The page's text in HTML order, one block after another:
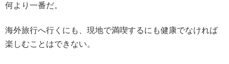
何より一番だ。
海外旅行へ行くにも、現地で満喫するにも健康でなければ
楽しむことはできない。